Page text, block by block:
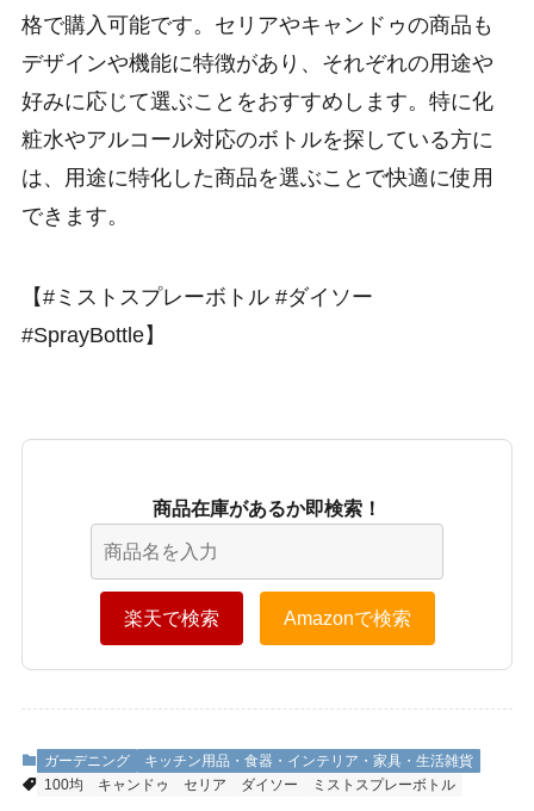
格で購入可能です。セリアやキャンドゥの商品も
デザインや機能に特徴があり、それぞれの用途や
好みに応じて選ぶことをおすすめします。特に化
粧水やアルコール対応のボトルを探している方に
は、用途に特化した商品を選ぶことで快適に使用
できます。
【#ミストスプレーボトル #ダイソー
#SprayBottle】
商品在庫があるか即検索！
楽天で検索 Amazonで検索
ガーデニング
キッチン用品・食器・インテリア・家具・生活雑貨
100均
キャンドゥ セリア ダイソー ミストスプレーボトル